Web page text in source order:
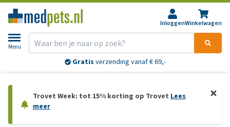
InloggenWinkelwagen
Menu
Retourneren?30 dagenbedenktijd
Trovet Week: tot 15% korting op Trovet Lees
meer